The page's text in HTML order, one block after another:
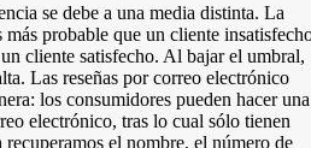
se debe a una media distinta. La
más probable que un cliente
cliente satisfecho. Al bajar el umbral,
Las reseñas por correo electrónico
los consumidores pueden hacer una
electrónico, tras lo cual sólo tienen
el nombre, el número de